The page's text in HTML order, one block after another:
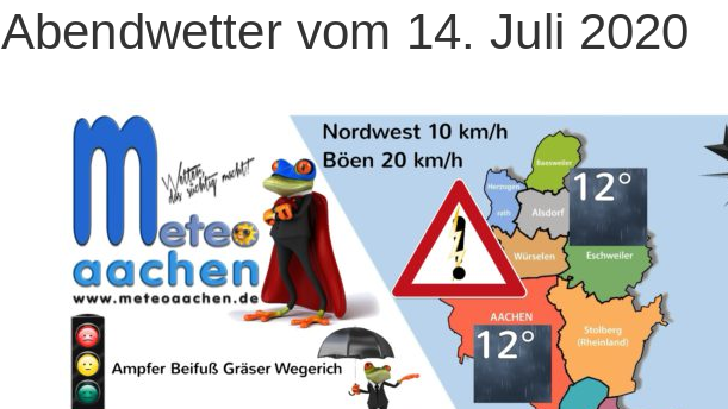
am
Abendwetter vom 14. Juli 2020